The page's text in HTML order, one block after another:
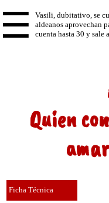
☰
Quien
Ficha Técnica